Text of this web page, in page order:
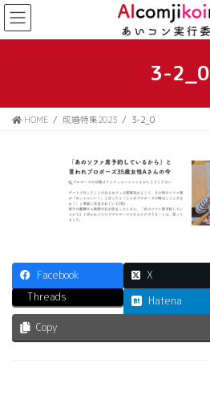
コ
ン
テ
移
ナ
ビ
ゲ
ン
3-2_0
HOME 成婚特集2023 3-2_0
Facebook X
Threads
Hatena
Copy